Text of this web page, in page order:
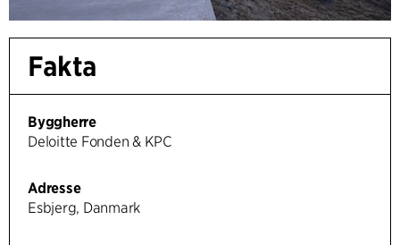
Fakta
Byggherre
Deloitte Fonden & KPC
Adresse
Esbjerg, Danmark